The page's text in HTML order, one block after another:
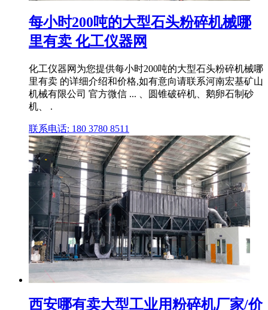
每小时200吨的大型石头粉碎机械哪
里有卖 化工仪器网
化工仪器网为您提供每小时200吨的大型石头粉碎机械哪
里有卖 的详细介绍和价格,如有意向请联系河南宏基矿山
机械有限公司 官方微信 ... 、圆锥破碎机、鹅卵石制砂
机、 .
联系电话: 180 3780 8511
西安哪有卖大型工业用粉碎机厂家/价